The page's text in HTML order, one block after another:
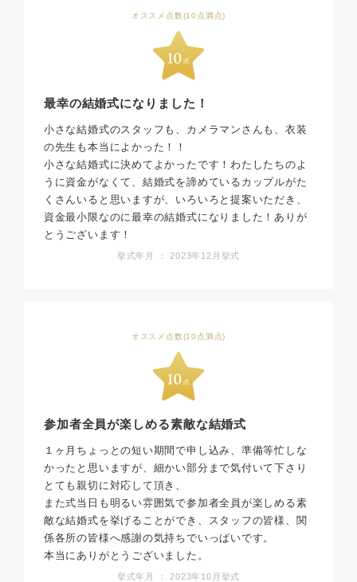
オススメ点数(10点満点)
最幸の結婚式になりました！
小さな結婚式のスタッフも、カメラマンさんも、衣装
の先生も本当によかった！！
小さな結婚式に決めてよかったです！わたしたちのよ
うに資金がなくて、結婚式を諦めているカップルがた
くさんいると思いますが、いろいろと提案いただき、
資金最小限なのに最幸の結婚式になりました！ありが
とうございます！
挙式年月 ： 2023年12月挙式
オススメ点数(10点満点)
参加者全員が楽しめる素敵な結婚式
１ヶ月ちょっとの短い期間で申し込み、準備等忙しな
かったと思いますが、細かい部分まで気付いて下さり
とても親切に対応して頂き、
また式当日も明るい雰囲気で参加者全員が楽しめる素
敵な結婚式を挙げることができ、スタッフの皆様、関
係各所の皆様へ感謝の気持ちでいっぱいです。
本当にありがとうございました。
挙式年月 ： 2023年10月挙式